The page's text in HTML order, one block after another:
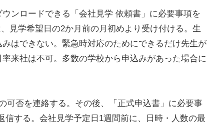
ンロードできる「会社見学 依頼書」に必要事項を
見学希望日の2か月前の月初めより受け付ける。生
はできない。緊急時対応のためにできるだけ先生が
来社は不可。多数の学校から申込みがあった場合に
可否を連絡する。その後、「正式申込書」に必要事
信する。会社見学予定日1週間前に、日時・人数の最